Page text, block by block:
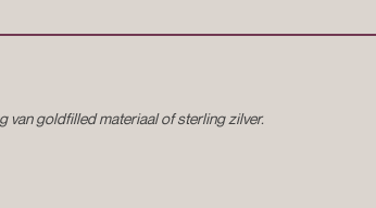
van goldfilled materiaal of sterling zilver.